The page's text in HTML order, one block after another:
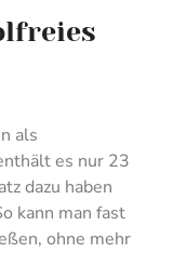
als
es nur 23
dazu haben
kann man fast
ohne mehr